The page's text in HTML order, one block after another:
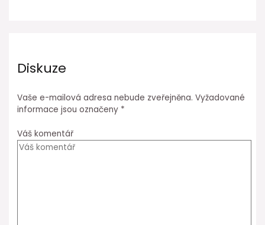
Diskuze
Vaše e-mailová adresa nebude zveřejněna. Vyžadované
informace jsou označeny *
Váš komentář